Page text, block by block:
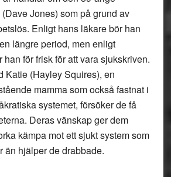
Jones) som på grund av
Enligt hans läkare bör han
längre period, men enligt
han för frisk för att vara sjukskriven.
Katie (Hayley Squires), en
mamma som också fastnat i
systemet, försöker de få
Deras vänskap ger dem
kämpa mot ett sjukt system som
än hjälper de drabbade.